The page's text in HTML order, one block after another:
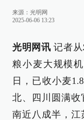
来源： 光明网
2025-06-06 13:23
光明网讯记者
粮小麦大规模
日，已收小麦
北、四川圆满收
南近八成半，江